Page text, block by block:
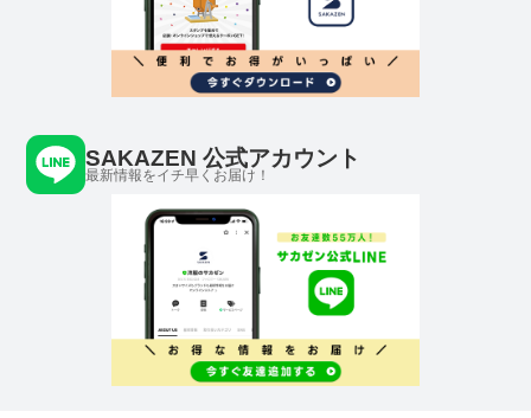
SAKAZEN 公式アカウント
最新情報をイチ早くお届け！